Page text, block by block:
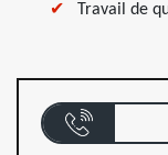
Travail de